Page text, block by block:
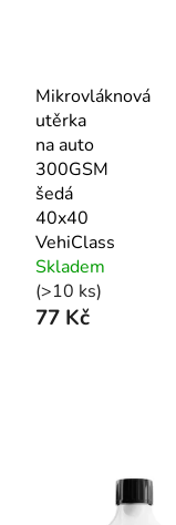
Mikrovláknová
utěrka
na auto
300GSM
šedá
40x40
VehiClass
Skladem
(>10 ks)
77 Kč